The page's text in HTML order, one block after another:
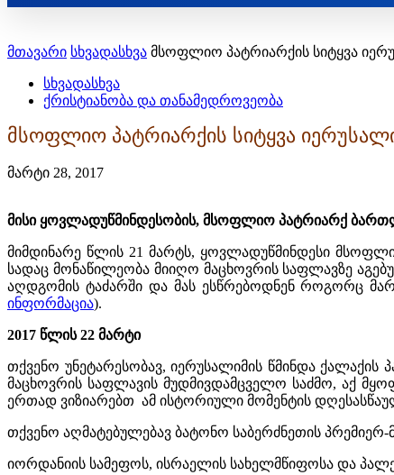
მთავარი სხვადასხვა მსოფლიო პატრიარქის სიტყვა
სხვადასხვა
ქრისტიანობა და თანამედროვეობა
მსოფლიო პატრიარქის სიტყვა
მარტი 28, 2017
მისი ყოვლადუწმინდესობის, მსოფლიო პატრიარქ
მიმდინარე წლის 21 მარტს, ყოვლადუწმინდესი
სადაც მონაწილეობა მიიღო მაცხოვრის საფლავზე
აღდგომის ტაძარში და მას ესწრებოდნენ როგორც
ინფორმაცია).
2017 წლის 22 მარტი
თქვენო უნეტარესობავ, იერუსალიმის წმინდა
მაცხოვრის საფლავის მუდმივდამცველო საძმო, აქ
ერთად ვიზიარებთ ამ ისტორიული მომენტის
თქვენო აღმატებულებავ ბატონო საბერძნეთის პრემიერ-
იორდანიის სამეფოს, ისრაელის სახელმწიფოსა და